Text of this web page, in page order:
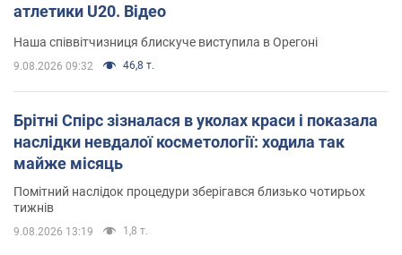
атлетики U20. Відео
Наша співвітчизниця блискуче виступила в Орегоні
9.08.2026 09:32 46,8 т.
Брітні Спірс зізналася в уколах краси і показала
наслідки невдалої косметології: ходила так
майже місяць
Помітний наслідок процедури зберігався близько чотирьох
тижнів
9.08.2026 13:19 1,8 т.